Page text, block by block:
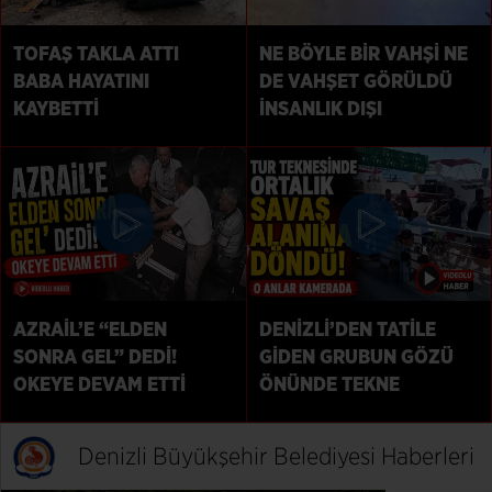
TOFAŞ TAKLA ATTI
BABA HAYATINI
KAYBETTİ
NE BÖYLE BİR VAHŞİ NE
DE VAHŞET GÖRÜLDÜ
İNSANLIK DIŞI
AZRAİL’E “ELDEN
SONRA GEL” DEDİ!
OKEYE DEVAM ETTİ
DENİZLİ’DEN TATİLE
GİDEN GRUBUN GÖZÜ
ÖNÜNDE TEKNE
Denizli Büyükşehir Belediyesi Haberleri